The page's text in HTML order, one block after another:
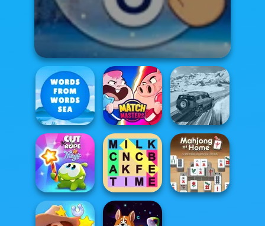
Words From
Words: Sea
Match Masters
SUV Snow
Driving 3D